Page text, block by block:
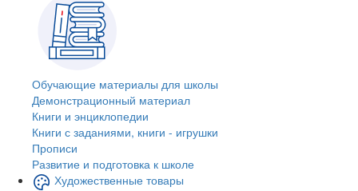
Обучающие материалы для школы
Демонстрационный материал
Книги и энциклопедии
Книги с заданиями, книги - игрушки
Прописи
Развитие и подготовка к школе
Художественные товары